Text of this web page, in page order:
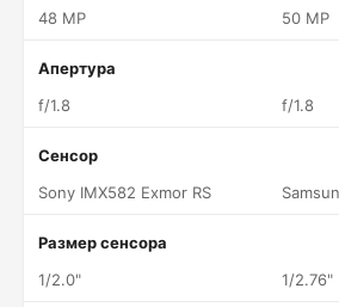
48 MP
50 MP
Апертура
f/1.8
f/1.8
Сенсор
Sony IMX582 Exmor RS
Размер сенсора
1/2.0"
1/2.76"